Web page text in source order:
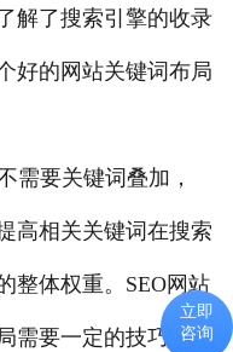
解了搜索引擎的收录
好的网站关键词布局
需要关键词叠加，
高相关关键词在搜索
整体权重。SEO网站
需要一定的技巧，这
立即
咨询